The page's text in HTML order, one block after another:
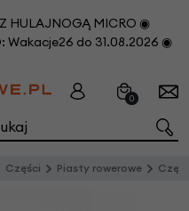
HULAJNOGĄ MICRO ◉
Wakacje26 do 31.08.2026 ◉
0
Części Piasty rowerowe